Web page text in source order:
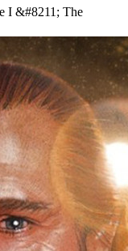
I &#8211; The